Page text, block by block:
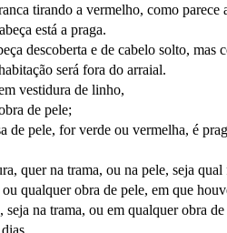
tirando a vermelho, como parece
está a praga.
descoberta e de cabelo solto,
será fora do arraial.
vestidura de linho,
de pele;
pele, for verde ou vermelha, é
quer na trama, ou na pele, seja
qualquer obra de pele, em que
na trama, ou em qualquer obra de